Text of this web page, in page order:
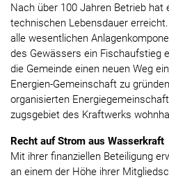
Nach über 100 Jahren Betrieb
technischen Lebensdauer
alle wesentlichen
des Gewässers ein Fischaufstieg
die Gemeinde einen neuen Weg
Energien-Gemeinschaft zu
organisierten
zugsgebiet des Kraftwerks
Recht auf Strom aus Wasserkraft
Mit ihrer finanziellen Beteiligung
an einem der Höhe ihrer